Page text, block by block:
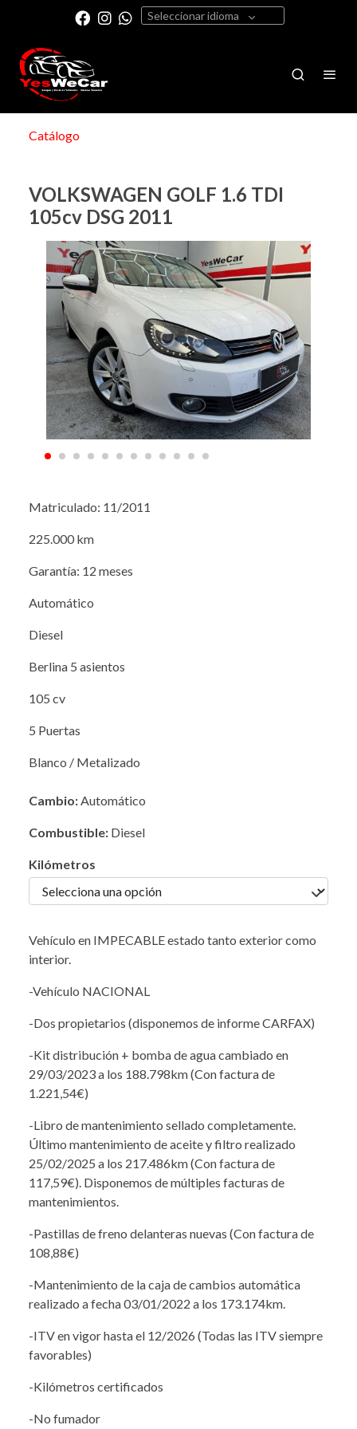
Seleccionar idioma
Catálogo
VOLKSWAGEN GOLF 1.6 TDI
105cv DSG 2011
Matriculado: 11/2011
225.000 km
Garantía: 12 meses
Automático
Diesel
Berlina 5 asientos
105 cv
5 Puertas
Blanco / Metalizado
Cambio: Automático
Combustible: Diesel
Kilómetros
Vehículo en IMPECABLE estado tanto exterior como
interior.
-Vehículo NACIONAL
-Dos propietarios (disponemos de informe CARFAX)
-Kit distribución + bomba de agua cambiado en
29/03/2023 a los 188.798km (Con factura de
1.221,54€)
-Libro de mantenimiento sellado completamente.
Último mantenimiento de aceite y filtro realizado
25/02/2025 a los 217.486km (Con factura de
117,59€). Disponemos de múltiples facturas de
mantenimientos.
-Pastillas de freno delanteras nuevas (Con factura de
108,88€)
-Mantenimiento de la caja de cambios automática
realizado a fecha 03/01/2022 a los 173.174km.
-ITV en vigor hasta el 12/2026 (Todas las ITV siempre
favorables)
-Kilómetros certificados
-No fumador